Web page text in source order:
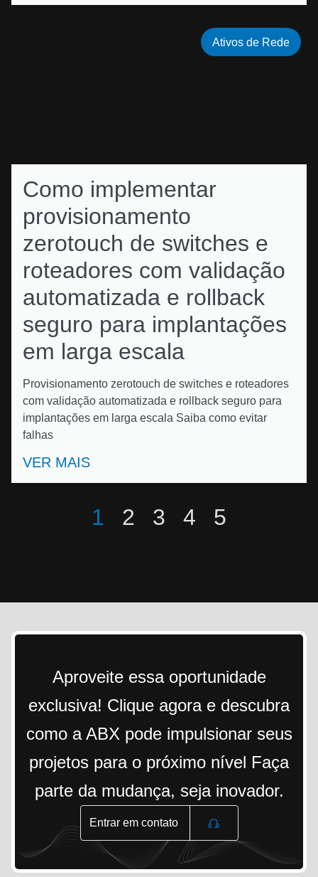
Como implementar
provisionamento
zerotouch de switches e
roteadores com validação
automatizada e rollback
seguro para implantações
em larga escala
Provisionamento zerotouch de switches e roteadores
com validação automatizada e rollback seguro para
implantações em larga escala Saiba como evitar
falhas
VER MAIS
Ativos de Rede
1 2 3 4 5
Aproveite essa oportunidade
exclusiva! Clique agora e descubra
como a ABX pode impulsionar seus
projetos para o próximo nível Faça
parte da mudança, seja inovador.
Entrar em contato